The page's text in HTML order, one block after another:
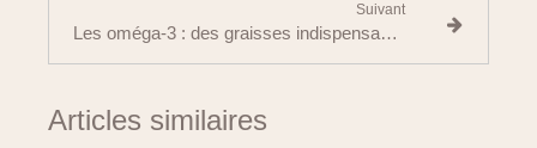
Suivant
Les oméga-3 : des graisses indispensables à notre santé
Articles similaires